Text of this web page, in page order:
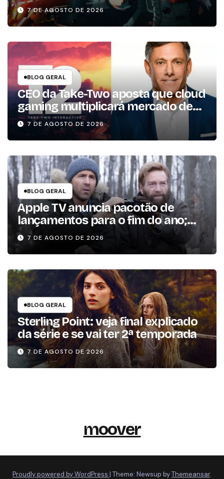
7 DE AGOSTO DE 2026
BLOG GERAL
CEO da Take-Two aposta que cloud
gaming multiplicará mercado de
jogos por 10 em três anos
7 DE AGOSTO DE 2026
BLOG GERAL
Apple TV anuncia pacotão de
lançamentos para o fim do ano;
conheça as produções
7 DE AGOSTO DE 2026
BLOG GERAL
Sterling Point: veja final explicado
da série e se vai ter 2ª temporada
7 DE AGOSTO DE 2026
moover
Proudly powered by WordPress | Theme: Newsup byThemeansar.